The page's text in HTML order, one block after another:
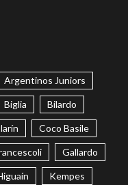
Argentinos Juniors
Biglia Bilardo
Coco Basile
Gallardo
Kempes